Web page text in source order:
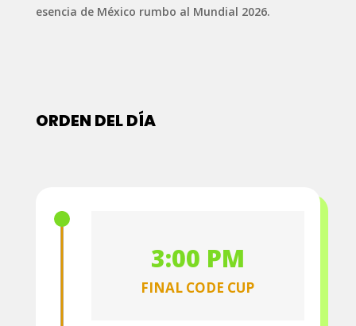
esencia de México rumbo al Mundial 2026.
ORDEN DEL DÍA
3:00 PM
FINAL CODE CUP